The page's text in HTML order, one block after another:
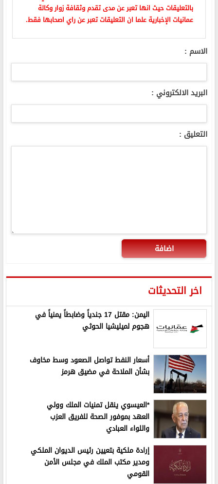
بالتعليقات حيث انها تعبر عن مدى تقدم وثقافة زوار وكالة
عمانيات الإخبارية علما ان التعليقات تعبر عن راي اصحابها فقط.
الاسم :
البريد الالكتروني :
التعليق :
اضافة
اخر التحديثات
اليمن: مقتل 17 جندياً وضابطاً يمنياً في
هجوم لميليشيا الحوثي
أسعار النفط تواصل الصعود وسط مخاوف
بشأن الملاحة في مضيق هرمز
*العيسوي ينقل تمنيات الملك وولي
العهد بموفور الصحة للفريق العزب
واللواء العبادي
إرادة ملكية بتعيين رئيس الديوان الملكي
ومدير مكتب الملك في مجلس الأمن
القومي